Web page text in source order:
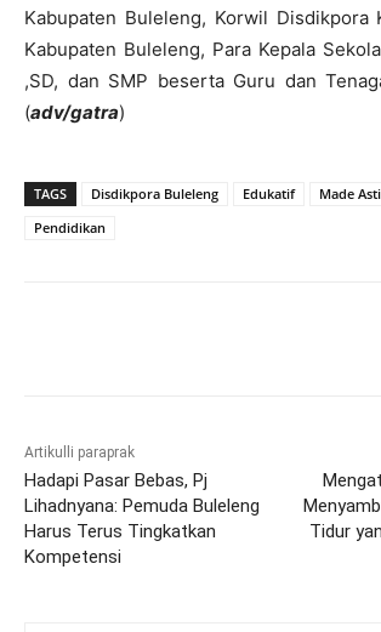
Kabupaten Buleleng, Korwil Disdikpora
Kabupaten Buleleng, Para Kepala
,SD, dan SMP beserta Guru dan
(adv/gatra)
TAGS Disdikpora Buleleng Edukatif Made
Pendidikan
Artikulli paraprak
Hadapi Pasar Bebas, Pj
Lihadnyana: Pemuda Buleleng
Harus Terus Tingkatkan
Kompetensi
Tidur